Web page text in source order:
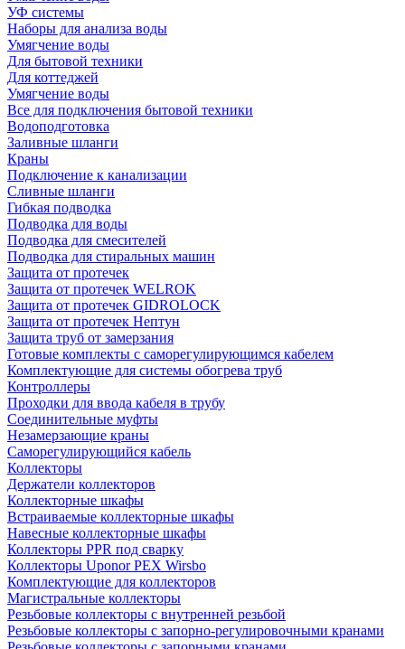
УФ системы
Наборы для анализа воды
Умягчение воды
Для бытовой техники
Для коттеджей
Умягчение воды
Все для подключения бытовой техники
Водоподготовка
Заливные шланги
Краны
Подключение к канализации
Сливные шланги
Гибкая подводка
Подводка для воды
Подводка для смесителей
Подводка для стиральных машин
Защита от протечек
Защита от протечек WELROK
Защита от протечек GIDROLOCK
Защита от протечек Нептун
Защита труб от замерзания
Готовые комплекты с саморегулирующимся кабелем
Комплектующие для системы обогрева труб
Контроллеры
Проходки для ввода кабеля в трубу
Соединительные муфты
Незамерзающие краны
Саморегулирующийся кабель
Коллекторы
Держатели коллекторов
Коллекторные шкафы
Встраиваемые коллекторные шкафы
Навесные коллекторные шкафы
Коллекторы PPR под сварку
Коллекторы Uponor PEX Wirsbo
Комплектующие для коллекторов
Магистральные коллекторы
Резьбовые коллекторы с внутренней резьбой
Резьбовые коллекторы с запорно-регулировочными кранами